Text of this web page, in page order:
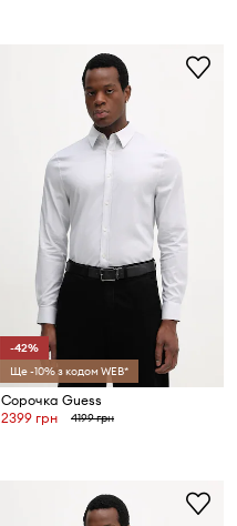
-42%
Ще -10% з кодом WEB*
Сорочка Guess
2399 грн
4199 грн